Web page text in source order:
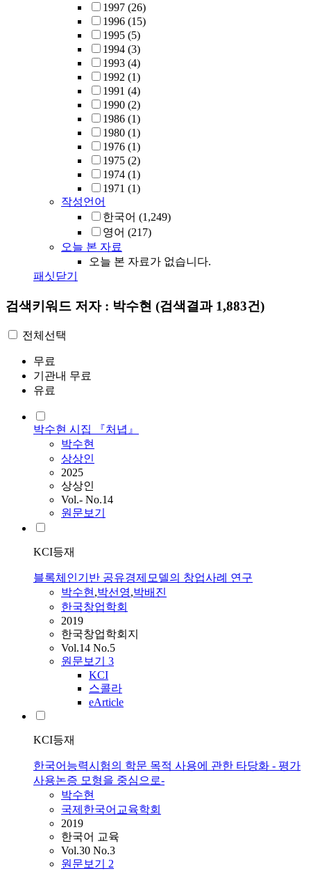
1997 (26)
1996 (15)
1995 (5)
1994 (3)
1993 (4)
1992 (1)
1991 (4)
1990 (2)
1986 (1)
1980 (1)
1976 (1)
1975 (2)
1974 (1)
1971 (1)
작성언어
한국어 (1,249)
영어 (217)
오늘 본 자료
오늘 본 자료가 없습니다.
패싯닫기
검색키워드 저자 : 박수현 (검색결과 1,883건)
전체선택
무료
기관내 무료
유료
박수현 시집 『처녑』
박수현
상상인
2025
상상인
Vol.- No.14
원문보기
KCI등재
블록체인기반 공유경제모델의 창업사례 연구
박수현,박선영,박배진
한국창업학회
2019
한국창업학회지
Vol.14 No.5
원문보기 3
KCI
스콜라
eArticle
KCI등재
한국어능력시험의 학문 목적 사용에 관한 타당화 - 평가
사용논증 모형을 중심으로-
박수현
국제한국어교육학회
2019
한국어 교육
Vol.30 No.3
원문보기 2